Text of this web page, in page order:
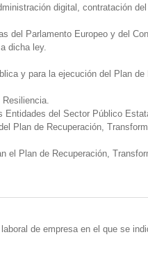
digital, contratación
del Parlamento Europeo y del
dicha ley.
y para la ejecución del Plan de
del Sector Público
Plan de Recuperación,
Plan de Recuperación,
de empresa en el que se